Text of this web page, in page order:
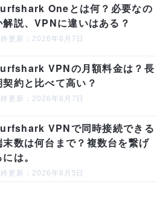
Oneとは何？必要なの
解説、VPNに違いはある？
終更新：2026年8月7日
VPNの月額料金は？長
契約と比べて高い？
終更新：2026年8月7日
VPNで同時接続できる
末数は何台まで？複数台を繋げ
は。
終更新：2026年8月5日